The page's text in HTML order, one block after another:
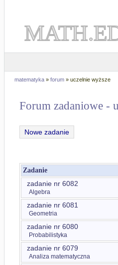
matematyka » forum » uczelnie wyższe
Forum zadaniowe -
Nowe zadanie
Zadanie
zadanie nr 6082
Algebra
zadanie nr 6081
Geometria
zadanie nr 6080
Probabilistyka
zadanie nr 6079
Analiza matematyczna